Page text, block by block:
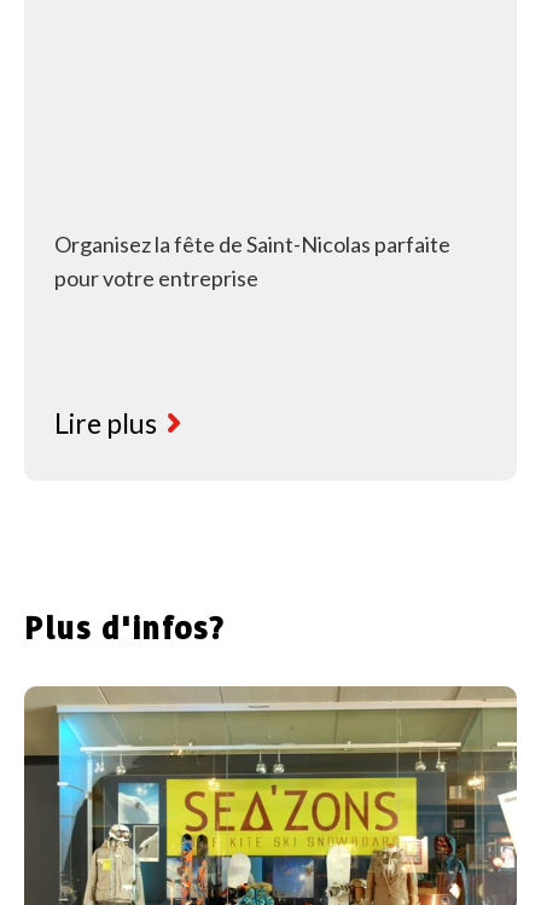
Organisez la fête de Saint-Nicolas parfaite
pour votre entreprise
Lire plus
Plus d'infos?